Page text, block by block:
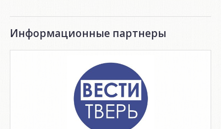
Информационные партнеры